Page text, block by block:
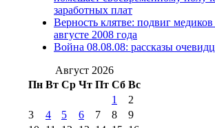
№98 8 августа 2013 г
августа 2012 г(14)
2017 г(9)
№99 4
2016 г(12) №99 8 июля 2014 г
августа 2012 г(11)
августа 2013 г
(12)
заработных плат
Верность клятве: подвиг
августе 2008 года
Война 08.08.08: рассказы
Август 2026
Пн Вт Ср Чт Пт Сб Вс
1
2
3
4 5 6 7 8
9